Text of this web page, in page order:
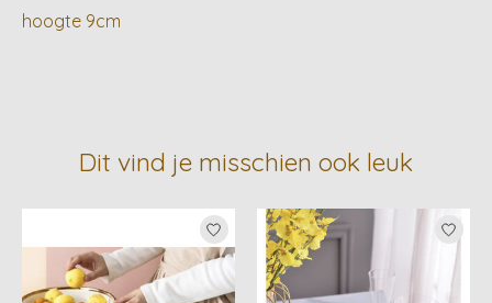
hoogte 9cm
Dit vind je misschien ook leuk
Items van productcarrousel